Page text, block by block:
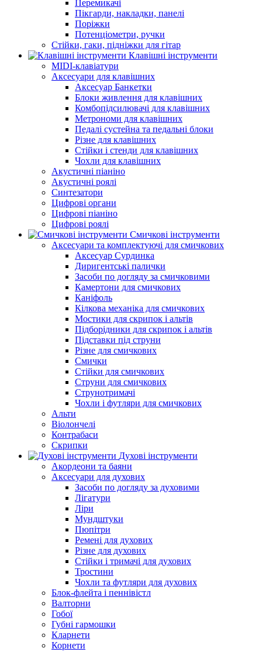
Перемикачі
Пікгарди, накладки, панелі
Поріжки
Потенціометри, ручки
Стійки, гаки, підніжки для гітар
Клавішні інструменти
MIDI-клавіатури
Аксесуари для клавішних
Аксесуар Банкетки
Блоки живлення для клавішних
Комбопідсилювачі для клавішних
Метрономи для клавішних
Педалі сустейна та педальні блоки
Різне для клавішних
Стійки і стенди для клавішних
Чохли для клавішних
Акустичні піаніно
Акустичні роялі
Синтезатори
Цифрові органи
Цифрові піаніно
Цифрові роялі
Смичкові інструменти
Аксесуари та комплектуючі для смичкових
Аксесуар Сурдинка
Диригентські палички
Засоби по догляду за смичковими
Камертони для смичкових
Каніфоль
Кілкова механіка для смичкових
Мостики для скрипок і альтів
Підборiдники для скрипок і альтів
Підставки під струни
Різне для смичкових
Смички
Стійки для смичкових
Струни для смичкових
Струнотримачі
Чохли і футляри для смичкових
Альти
Віолончелі
Контрабаси
Скрипки
Духові інструменти
Акордеони та баяни
Аксесуари для духових
Засоби по догляду за духовими
Лігатури
Ліри
Мундштуки
Пюпітри
Ремені для духових
Різне для духових
Стійки і тримачі для духових
Тростини
Чохли та футляри для духових
Блок-флейта і пеннівістл
Валторни
Гобої
Губні гармошки
Кларнети
Корнети